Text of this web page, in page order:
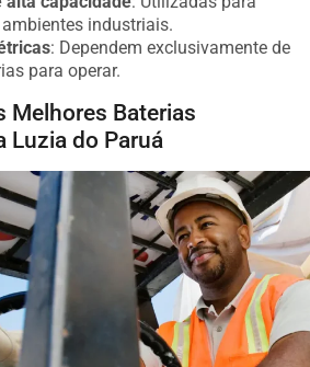
industriais.
: Dependem exclusivamente de
para operar.
Melhores Baterias
Luzia do Paruá